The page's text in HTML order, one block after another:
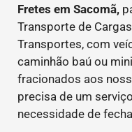
Fretes em Sacomã,
Transporte de
Transportes, com
caminhão baú ou
fracionados aos
precisa de um
necessidade de